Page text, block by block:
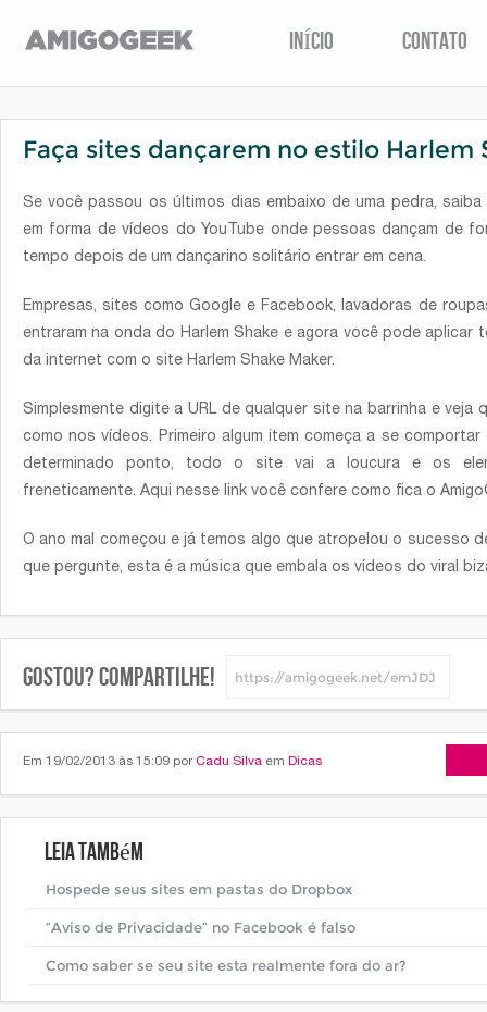
INÍCIO CONTATO
Faça sites dançarem no estilo Harlem
Se você passou os últimos dias embaixo de uma pedra,
em forma de vídeos do YouTube onde pessoas dançam de
tempo depois de um dançarino solitário entrar em cena.
Empresas, sites como Google e Facebook, lavadoras de
entraram na onda do Harlem Shake e agora você pode aplicar
da internet com o site Harlem Shake Maker.
Simplesmente digite a URL de qualquer site na barrinha e veja
como nos vídeos. Primeiro algum item começa a se
determinado ponto, todo o site vai a loucura e os
freneticamente. Aqui nesse link você confere como fica o
O ano mal começou e já temos algo que atropelou o sucesso
que pergunte, esta é a música que embala os vídeos do viral
Gostou? Compartilhe!
Em 19/02/2013 às 15:09 por Cadu Silva em Dicas
Leia também
Hospede seus sites em pastas do Dropbox
“Aviso de Privacidade” no Facebook é falso
Como saber se seu site esta realmente fora do ar?